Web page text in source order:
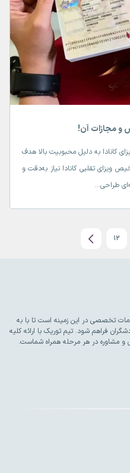
و مجازات آن!
کانادا به دلیل محبوبیت بالا هدف
ویزای تقلبی کانادا نیاز به‌دقت و
طراحی...
12
تخصصی در این زمینه است تا با به
فراهم شود. تیم توریک با ارائه کلیه
و مشاوره در هر مرحله همراه شماست.